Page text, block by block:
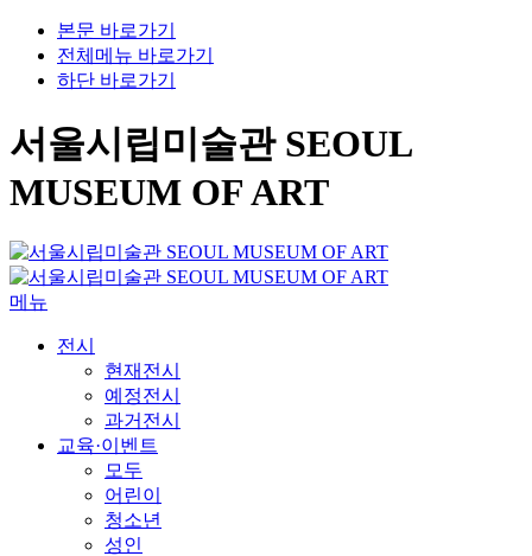
본문 바로가기
전체메뉴 바로가기
하단 바로가기
서울시립미술관 SEOUL
MUSEUM OF ART
메뉴
전시
현재전시
예정전시
과거전시
교육·이벤트
모두
어린이
청소년
성인